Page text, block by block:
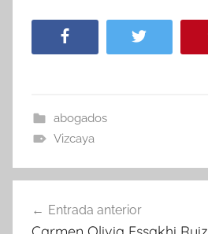
abogados
Vizcaya
de
Entrada anterior